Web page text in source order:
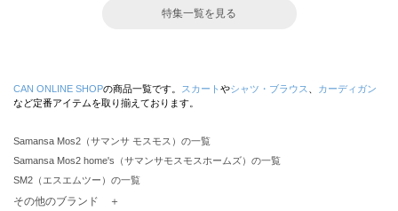
特集一覧を見る
CAN ONLINE SHOPの商品一覧です。 スカート やシャツ・ブラウス
カーディガン
など定番アイテムを取り揃えております。
Samansa Mos2（サマンサ モスモス）の一覧
Samansa Mos2 home's（サマンサモスモスホームズ）の一覧
SM2（エスエムツー）の一覧
TSUHARU by Samansa Mos2（ツハルバイサマンサモスモス）の一覧
その他のブランド ＋